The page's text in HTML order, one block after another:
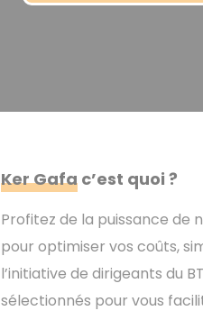
Ker Gafa c’est quoi ?
Profitez de la puissance de
pour optimiser vos coûts,
l’initiative de dirigeants du
sélectionnés pour vous